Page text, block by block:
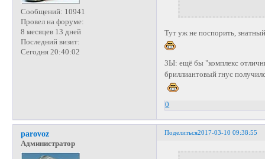
Сообщений: 10941
Провел на форуме:
8 месяцев 13 дней
Последний визит:
Сегодня 20:40:02
Тут уж не поспорить,
ЗЫ: ещё бы "комплекс
бриллиантовый гнус
0
Поделиться2017-03-10 09:38:55
parovoz
Администратор